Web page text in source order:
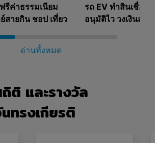
ค่าเสียหาย
กถอนมิได้ที่จะชดใช้และปกป้องบริษัท
ก สิทธิเรียกร้อง ความรับผิด ความสูญ
ะค่าใช้จ่ายใดๆ (ซึ่งรวมถึงค่าธรรมเนียม
ขฯ เหล่านี้ (3) การที่ท่านละเมิดสิทธิใน
ใดๆ ซึ่งรวมถึง ไอพีของเว็บไซต์ หรือ
จากบุคคลภายนอกต่อบริษัท ที่เกิดขึ้น
รีค่าธรรมเนียม
สายกิน ชอป เที่ยว
รถ EV ทำสินเชื่อแล
อนุมัติไว วงเงินสูง ?
อ่านทั้งหมด
ติ และรางวัล
ทรงเกียรติ